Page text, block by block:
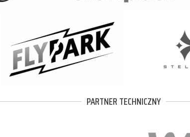
PARTNER TECHNICZNY